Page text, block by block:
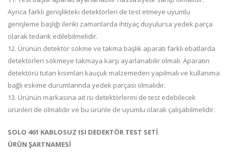
Ayrıca farklı genişlikteki detektörleri de test etmeye uyumlu
genişleme başlığı ileriki zamanlarda ihtiyaç duyulursa yedek parça
olarak tedarik edilebilmelidir.
12. Ürünün detektör sökme ve takma başlık aparatı farklı ebatlarda
detektörleri sökmeye takmaya karşı ayarlanabilir olmalı. Aparatın
detektörü tutan kısımları kauçuk malzemeden yapılmalı ve kullanıma
bağlı eskime durumlarında yedek parçası olmalıdır.
13. Ürünün markasına ait ısı detektörlerini de test edebilecek
ürünleri de olmalıdır ve bu ürünle de uyumlu olarak çalışabilmelidir.
SOLO 461 KABLOSUZ ISI DEDEKTÖR TEST SETİ
ÜRÜN ŞARTNAMESİ